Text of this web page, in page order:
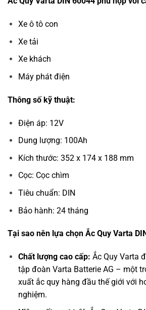
Xe ô tô con
Xe tải
Xe khách
Máy phát điện
Thông số kỹ thuật:
Điện áp: 12V
Dung lượng: 100Ah
Kích thước: 352 x 174 x 188 mm
Cọc: Cọc chìm
Tiêu chuẩn: DIN
Bảo hành: 24 tháng
Tại sao nên lựa chọn Ắc Quy Varta
Chất lượng cao cấp: Ắc Quy Varta
tập đoàn Varta Batterie AG – một
xuất ắc quy hàng đầu thế giới với
nghiệm.